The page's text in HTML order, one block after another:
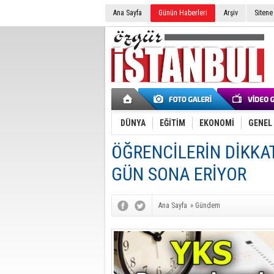
Ana Sayfa Günün Haberleri Arşiv
DÜNYA EĞİTİM EKONOMİ GENEL
ÖĞRENCİLERİN
GÜN SONA ERİYOR
Ana Sayfa » Gündem